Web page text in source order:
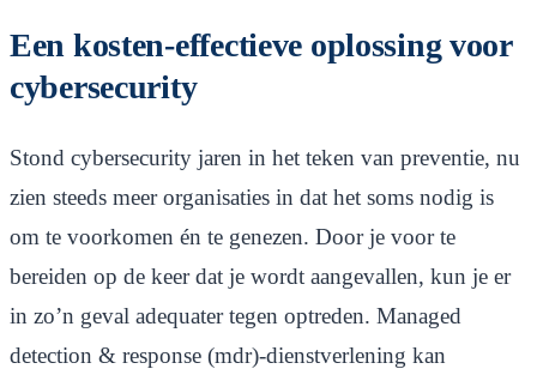
Een kosten-effectieve oplossing voor
cybersecurity
Stond cybersecurity jaren in het teken van preventie, nu
zien steeds meer organisaties in dat het soms nodig is
om te voorkomen én te genezen. Door je voor te
bereiden op de keer dat je wordt aangevallen, kun je er
in zo’n geval adequater tegen optreden. Managed
detection & response (mdr)-dienstverlening kan